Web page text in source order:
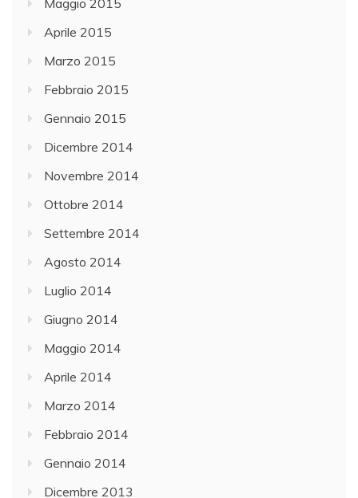
Maggio 2015
Aprile 2015
Marzo 2015
Febbraio 2015
Gennaio 2015
Dicembre 2014
Novembre 2014
Ottobre 2014
Settembre 2014
Agosto 2014
Luglio 2014
Giugno 2014
Maggio 2014
Aprile 2014
Marzo 2014
Febbraio 2014
Gennaio 2014
Dicembre 2013